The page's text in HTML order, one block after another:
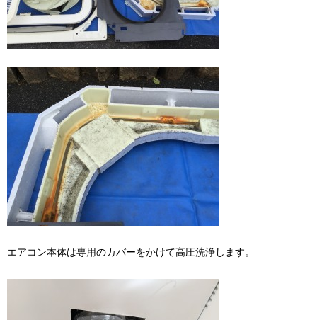
エアコン本体は専用のカバーをかけて高圧洗浄します。